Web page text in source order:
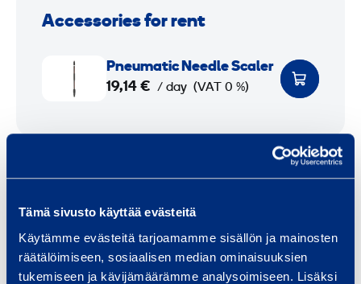
Tämä sivusto käyttää evästeitä
Käytämme evästeitä tarjoamamme sisällön ja mainosten
räätälöimiseen, sosiaalisen median ominaisuuksien
tukemiseen ja kävijämäärämme analysoimiseen. Lisäksi
Accessories for rent
i
c
N
e
Pneumatic Needle Scaler
19,14 € / day (VAT 0 %)
Similar products